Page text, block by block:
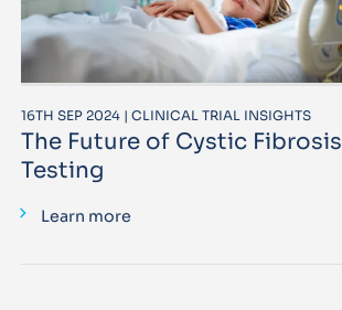
16TH SEP 2024 | CLINICAL TRIAL INSIGHTS
The Future of Cystic Fibrosis
Testing
Learn more